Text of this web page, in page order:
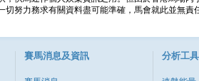
切努力務求有關資料盡可能準確，馬會就此並無責
賽馬消息及資訊 分析工具